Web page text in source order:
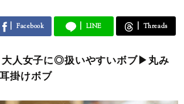
Facebook LINE Threads
大人女子に◎扱いやすいボブ▶丸み
掛けボブ